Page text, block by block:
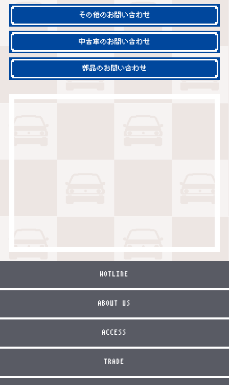
その他のお問い合わせ
中古車のお問い合わせ
部品のお問い合わせ
HOTLINE
ABOUT US
ACCESS
TRADE